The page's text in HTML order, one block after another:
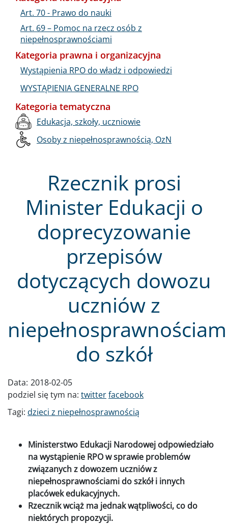
Rzecznik prosi
Minister Edukacji o
doprecyzowanie
przepisów
dotyczących dowozu
uczniów z
do szkół
Data: 2018-02-05
podziel się tym na: twitterfacebook
Tagi: dzieci z niepełnosprawnością
Ministerstwo Edukacji Narodowej odpowiedziało
na wystąpienie RPO w sprawie problemów
związanych z dowozem uczniów z
niepełnosprawnościami do szkół i innych
placówek edukacyjnych.
Rzecznik wciąż ma jednak wątpliwości, co do
niektórych propozycji.
Art. 70 - Prawo do nauki
Art. 69 – Pomoc na rzecz osób z
niepełnosprawnościami
Kategoria prawna i organizacyjna
Wystąpienia RPO do władz i odpowiedzi
WYSTĄPIENIA GENERALNE RPO
Kategoria tematyczna
Edukacja, szkoły, uczniowie
Osoby z niepełnosprawnością, OzN